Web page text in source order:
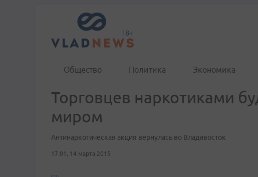
Общество Политика Экономика
​Торговцев наркотиками
миром
Антинаркотическая акция вернулась во Владивосток
17:01, 14 марта 2015